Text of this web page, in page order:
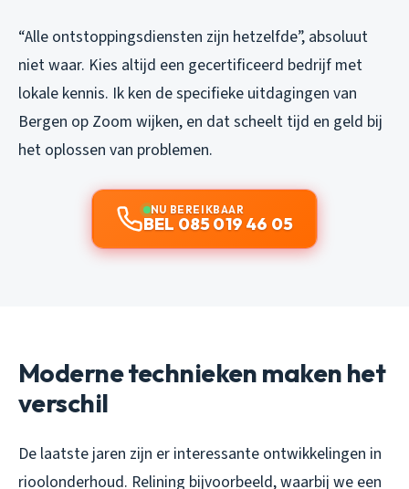
“Alle ontstoppingsdiensten zijn hetzelfde”, absoluut
niet waar. Kies altijd een gecertificeerd bedrijf met
lokale kennis. Ik ken de specifieke uitdagingen van
Bergen op Zoom wijken, en dat scheelt tijd en geld bij
het oplossen van problemen.
NU BEREIKBAAR
BEL 085 019 46 05
Moderne technieken maken het
verschil
De laatste jaren zijn er interessante ontwikkelingen in
rioolonderhoud. Relining bijvoorbeeld, waarbij we een